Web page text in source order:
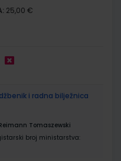
25,00 €
udžbenik i radna bilježnica
Tomaszewski
broj ministarstva: